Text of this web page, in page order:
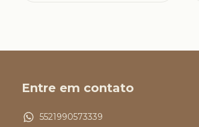
Entre em contato
5521990573339